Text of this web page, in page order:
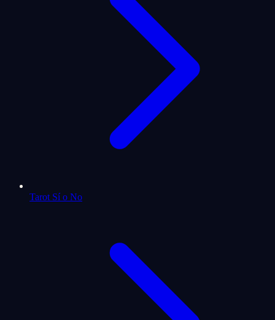
Tarot Sí o No